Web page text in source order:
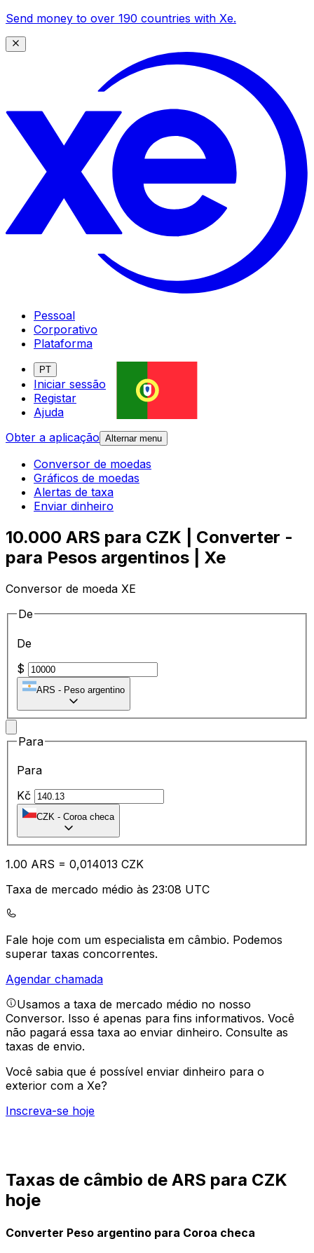
Send money to over 190 countries with Xe.
Pessoal
Corporativo
Plataforma
PT
Iniciar sessão
Registar
Ajuda
Obter a aplicação Alternar menu
Conversor de moedas
Gráficos de moedas
Alertas de taxa
Enviar dinheiro
10.000 ARS para CZK | Converter -
para Pesos argentinos | Xe
Conversor de moeda XE
De
De
$
ARS - Peso argentino
Para
Para
Kč
CZK - Coroa checa
1.00 ARS = 0,014013 CZK
Taxa de mercado médio às 23:08 UTC
Fale hoje com um especialista em câmbio. Podemos
superar taxas concorrentes.
Agendar chamada
Usamos a taxa de mercado médio no nosso
Conversor. Isso é apenas para fins informativos. Você
não pagará essa taxa ao enviar dinheiro. Consulte as
taxas de envio.
Você sabia que é possível enviar dinheiro para o
exterior com a Xe?
Inscreva-se hoje
Taxas de câmbio de ARS para CZK
hoje
Converter Peso argentino para Coroa checa